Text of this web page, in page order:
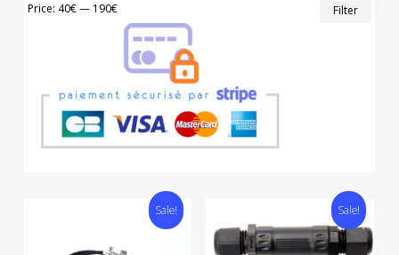
Filter
Price: 40€— 190€
Sale! Sale!